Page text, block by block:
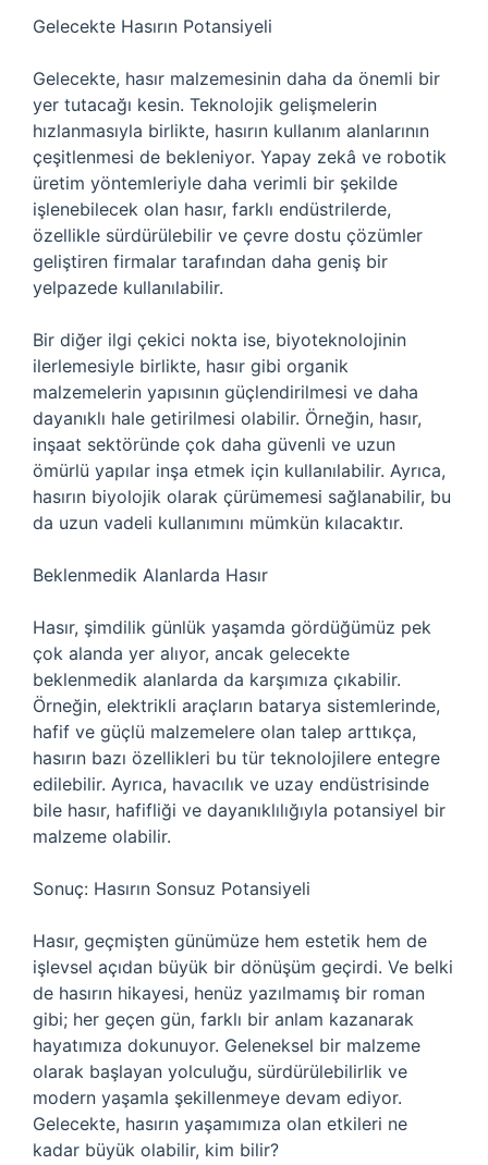
Gelecekte Hasırın Potansiyeli
Gelecekte, hasır malzemesinin daha da önemli bir
yer tutacağı kesin. Teknolojik gelişmelerin
hızlanmasıyla birlikte, hasırın kullanım alanlarının
çeşitlenmesi de bekleniyor. Yapay zekâ ve robotik
üretim yöntemleriyle daha verimli bir şekilde
işlenebilecek olan hasır, farklı endüstrilerde,
özellikle sürdürülebilir ve çevre dostu çözümler
geliştiren firmalar tarafından daha geniş bir
yelpazede kullanılabilir.
Bir diğer ilgi çekici nokta ise, biyoteknolojinin
ilerlemesiyle birlikte, hasır gibi organik
malzemelerin yapısının güçlendirilmesi ve daha
dayanıklı hale getirilmesi olabilir. Örneğin, hasır,
inşaat sektöründe çok daha güvenli ve uzun
ömürlü yapılar inşa etmek için kullanılabilir. Ayrıca,
hasırın biyolojik olarak çürümemesi sağlanabilir, bu
da uzun vadeli kullanımını mümkün kılacaktır.
Beklenmedik Alanlarda Hasır
Hasır, şimdilik günlük yaşamda gördüğümüz pek
çok alanda yer alıyor, ancak gelecekte
beklenmedik alanlarda da karşımıza çıkabilir.
Örneğin, elektrikli araçların batarya sistemlerinde,
hafif ve güçlü malzemelere olan talep arttıkça,
hasırın bazı özellikleri bu tür teknolojilere entegre
edilebilir. Ayrıca, havacılık ve uzay endüstrisinde
bile hasır, hafifliği ve dayanıklılığıyla potansiyel bir
malzeme olabilir.
Sonuç: Hasırın Sonsuz Potansiyeli
Hasır, geçmişten günümüze hem estetik hem de
işlevsel açıdan büyük bir dönüşüm geçirdi. Ve belki
de hasırın hikayesi, henüz yazılmamış bir roman
gibi; her geçen gün, farklı bir anlam kazanarak
hayatımıza dokunuyor. Geleneksel bir malzeme
olarak başlayan yolculuğu, sürdürülebilirlik ve
modern yaşamla şekillenmeye devam ediyor.
Gelecekte, hasırın yaşamımıza olan etkileri ne
kadar büyük olabilir, kim bilir?